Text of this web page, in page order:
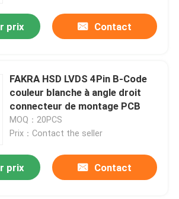
de HDMI
prix Contact
FAKRA HSD LVDS 4Pin B-Code
couleur blanche à angle droit
connecteur de montage PCB
MOQ：20PCS
Prix：Contact the seller
prix Contact